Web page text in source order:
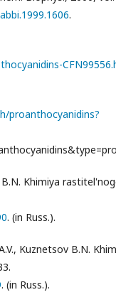
.
proanthocyanidins?
B.N. Khimiya
. (in Russ.).
Kuznetsov B.N.
. (in Russ.).